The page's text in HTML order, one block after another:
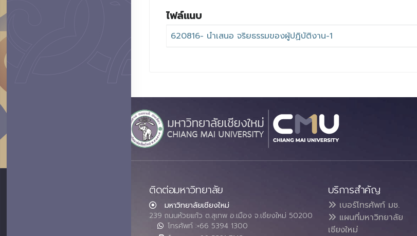
ไฟล์แนบ
620816- นำเสนอ จริยธรรมของผู้ปฏิบัติงาน-1
ติดต่อมหาวิทยาลัย
มหาวิทยาลัยเชียงใหม่
239 ถนนห้วยแก้ว ต.สุเทพ อ.เมือง จ.เชียงใหม่ 50200
โทรศัพท์ :+66 5394 1300
บริการสำคัญ
เบอร์โทรศัพท์ มช.
แผนที่มหาวิทยาลัย
เชียงใหม่